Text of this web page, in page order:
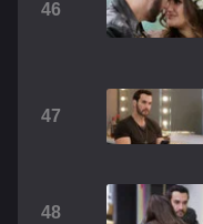
46
47
48